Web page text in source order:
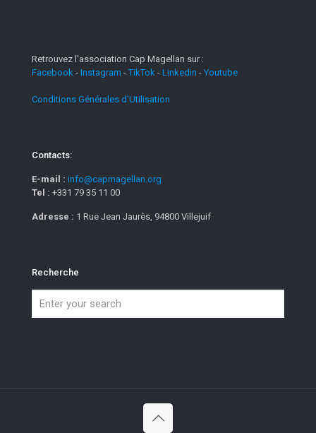
Retrouvez l'association Cap Magellan sur :
Facebook - Instagram -TikTok - Linkedin - Youtube
Conditions Générales d'Utilisation
Contacts:
E-mail : info@capmagellan.org
Tel : +331 79 35 11 00
Adresse : 1 Rue Jean Jaurès, 94800 Villejuif
Recherche